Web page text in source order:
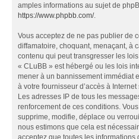
amples informations au sujet de
https://www.phpbb.com/.
Vous acceptez de ne pas publier de
diffamatoire, choquant, menaçant, à
contenu qui peut transgresser les
« CLuBB » est hébergé ou les lois
mener à un bannissement immédiat
à votre fournisseur d’accès à
Les adresses IP de tous les
renforcement de ces conditions.
supprime, modifie, déplace ou
nous estimons que cela est
acceptez que toutes les informations